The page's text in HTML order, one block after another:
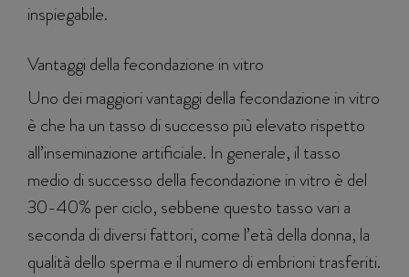
inspiegabile.
Vantaggi della fecondazione in vitro
Uno dei maggiori vantaggi della fecondazione in vitro
è che ha un tasso di successo più elevato rispetto
all’inseminazione artificiale. In generale, il tasso
medio di successo della fecondazione in vitro è del
30-40% per ciclo, sebbene questo tasso vari a
seconda di diversi fattori, come l’età della donna, la
qualità dello sperma e il numero di embrioni trasferiti.